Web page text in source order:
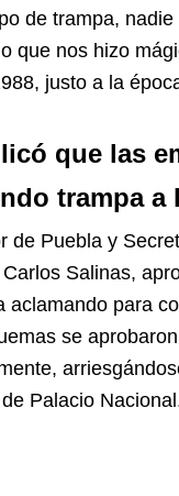
de trampa, nadie
que nos hizo
justo a la
que las
trampa a
de Puebla y
Salinas,
aclamando para
se
Palacio